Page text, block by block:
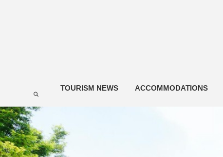
TOURISM NEWS ACCOMMODATIONS